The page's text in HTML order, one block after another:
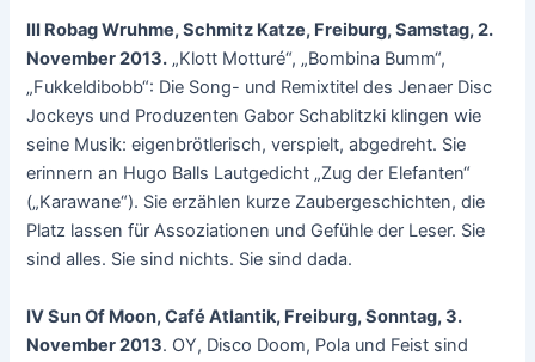
III Robag Wruhme, Schmitz Katze, Freiburg, Samstag, 2.
November 2013. „Klott Motturé“, „Bombina Bumm“,
„Fukkeldibobb“: Die Song- und Remixtitel des Jenaer Disc
Jockeys und Produzenten Gabor Schablitzki klingen wie
seine Musik: eigenbrötlerisch, verspielt, abgedreht. Sie
erinnern an Hugo Balls Lautgedicht „Zug der Elefanten“
(„Karawane“). Sie erzählen kurze Zaubergeschichten, die
Platz lassen für Assoziationen und Gefühle der Leser. Sie
sind alles. Sie sind nichts. Sie sind dada.
IV Sun Of Moon, Café Atlantik, Freiburg, Sonntag, 3.
November 2013. OY, Disco Doom, Pola und Feist sind